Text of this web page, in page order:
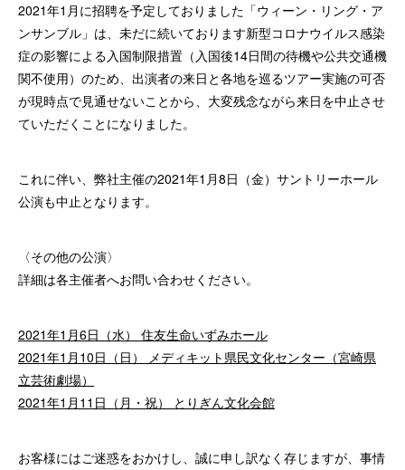
2021年1月に招聘を予定しておりました「ウィーン・リング・ア
ンサンブル」は、未だに続いております新型コロナウイルス感染
症の影響による入国制限措置（入国後14日間の待機や公共交通機
関不使用）のため、出演者の来日と各地を巡るツアー実施の可否
が現時点で見通せないことから、大変残念ながら来日を中止させ
ていただくことになりました。
これに伴い、弊社主催の2021年1月8日（金）サントリーホール
公演も中止となります。
〈その他の公演〉
詳細は各主催者へお問い合わせください。
2021年1月6日（水） 住友生命いずみホール
2021年1月10日（日） メディキット県民文化センター（宮崎県
立芸術劇場）
2021年1月11日（月・祝） とりぎん文化会館
お客様にはご迷惑をおかけし、誠に申し訳なく存じますが、事情